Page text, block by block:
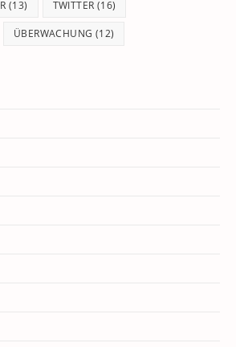
(13) TWITTER (16)
ÜBERWACHUNG (12)